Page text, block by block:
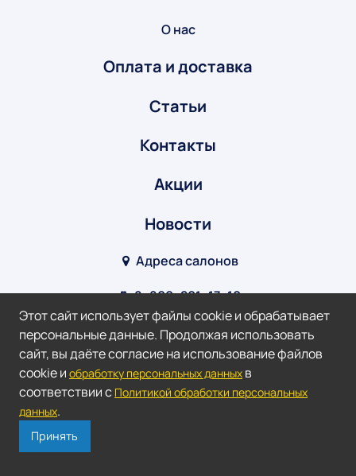
О нас
Оплата и доставка
Статьи
Контакты
Акции
Новости
Адреса салонов
8‒800‒201‒17‒10
info@optik-v.ru
Мы в соц. сетях:
Этот сайт использует файлы cookie и обрабатывает
персональные данные. Продолжая использовать
сайт, вы даёте согласие на использование файлов
cookie и обработку персональных данных в
соответствии с Политикой обработки персональных
данных.
Принять